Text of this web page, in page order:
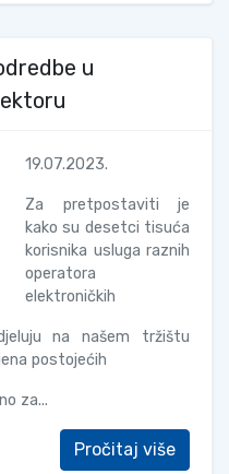
u
19.07.2023.
Za pretpostaviti je
kako su desetci tisuća
korisnika usluga raznih
operatora
elektroničkih
na našem tržištu
postojećih
za...
Pročitaj više